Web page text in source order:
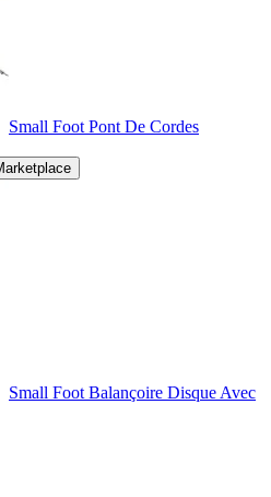
Small Foot Pont De Cordes
Small Foot Balançoire Disque Avec